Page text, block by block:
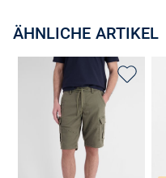
ÄHNLICHE ARTIKEL